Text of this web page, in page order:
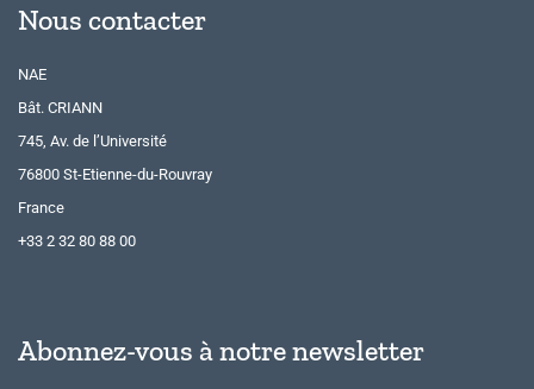
Nous contacter
NAE
Bât. CRIANN
745, Av. de l’Université
76800 St-Etienne-du-Rouvray
France
+33 2 32 80 88 00
Abonnez-vous à notre newsletter